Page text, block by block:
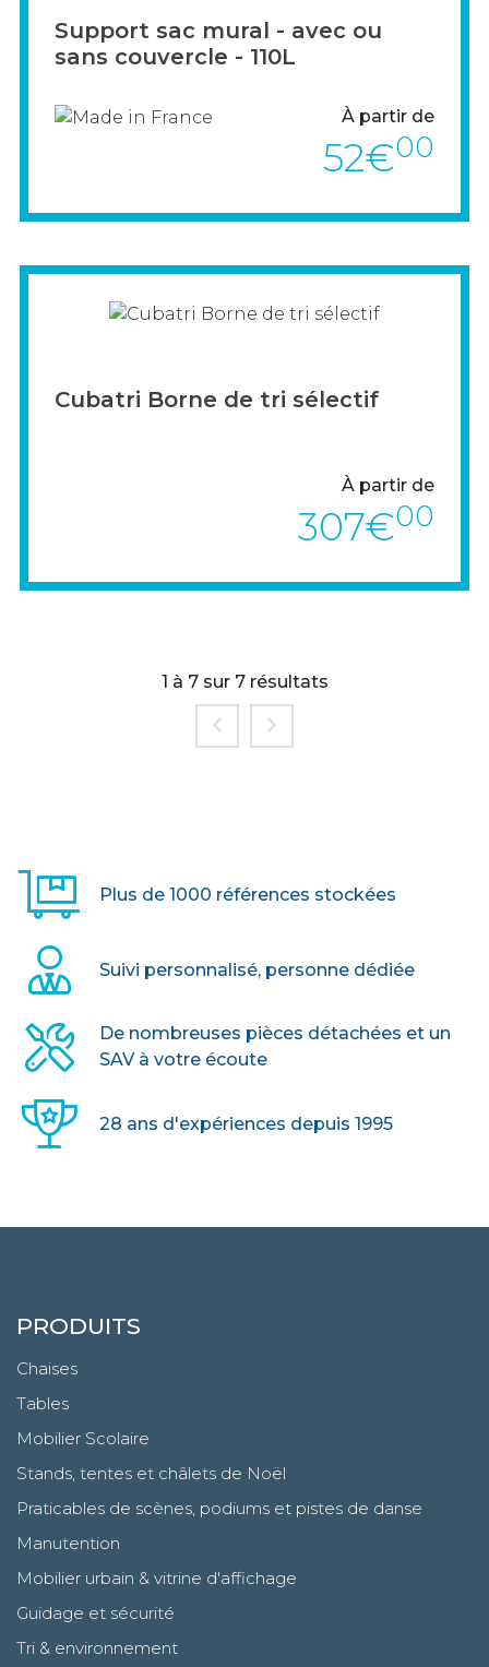
Support sac mural - avec ou
sans couvercle - 110L
À partir de
52€00
Cubatri Borne de tri sélectif
À partir de
307€00
> VOIR LE PRODUIT
1 à 7 sur 7 résultats
Plus de 1000 références stockées
Suivi personnalisé, personne dédiée
De nombreuses pièces détachées et un
SAV à votre écoute
28 ans d'expériences depuis 1995
PRODUITS
Chaises
Tables
Mobilier Scolaire
Stands, tentes et châlets de Noël
Praticables de scènes, podiums et pistes de danse
Manutention
Mobilier urbain & vitrine d'affichage
Guidage et sécurité
Tri & environnement